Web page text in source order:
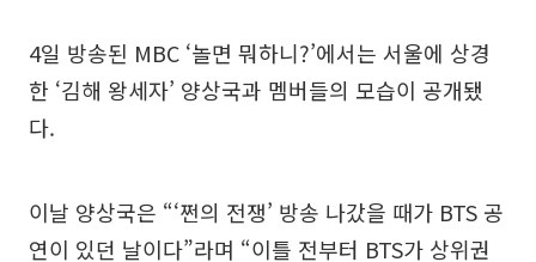
4일 방송된 MBC ‘놀면 뭐하니?’에서는 서울에 상경
한 ‘김해 왕세자’ 양상국과 멤버들의 모습이 공개됐
다.
이날 양상국은 “‘쩐의 전쟁’ 방송 나갔을 때가 BTS 공
연이 있던 날이다”라며 “이틀 전부터 BTS가 상위권